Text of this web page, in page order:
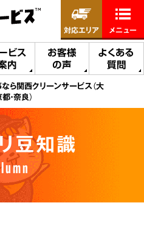
ビス
内
お客様
の声
よくある
質問
対応エリア メニュー
ら関西クリーンサービス（大
・奈良）
豆知識